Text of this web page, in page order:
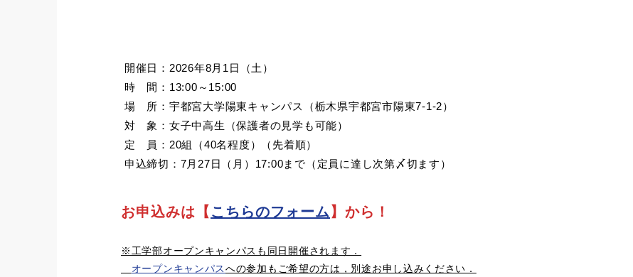
開催日：2026年8月1日（土）
時 間：13:00～15:00
場 所：宇都宮大学陽東キャンパス（栃木県宇都宮市陽東7-1-2）
対 象：女子中高生（保護者の見学も可能）
定 員：20組（40名程度）（先着順）
申込締切：7月27日（月）17:00まで（定員に達し次第〆切ます）
お申込みは【 こちらのフォーム 】から！
※工学部オープンキャンパスも同日開催されます．
オープンキャンパスへの参加もご希望の方は，別途お申し込みください．